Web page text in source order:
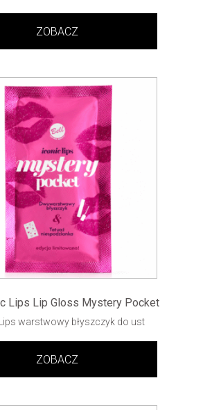
ZOBACZ
Lips Lip Gloss Mystery Pocket
warstwowy błyszczyk do ust
ZOBACZ